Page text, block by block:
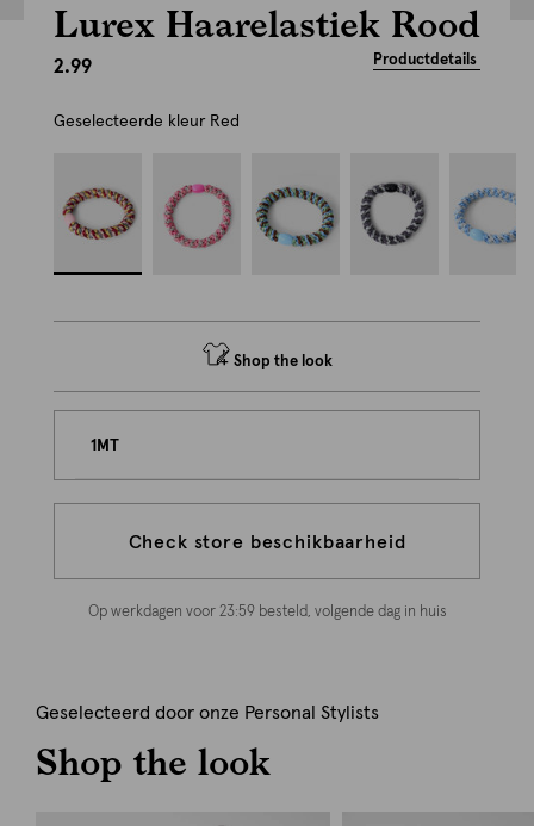
Lurex Haarelastiek Rood
2.99 Productdetails
Geselecteerde kleur Red
Shop the look
1MT
Check store beschikbaarheid
Op werkdagen voor 23:59 besteld, volgende dag in huis
Geselecteerd door onze Personal Stylists
Shop the look